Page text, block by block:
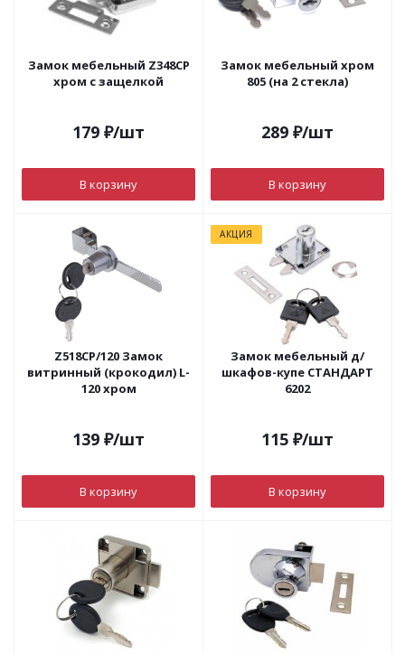
Замок мебельный Z348CP
хром с защелкой
179 ₽/шт
В корзину
Замок мебельный хром
805 (на 2 стекла)
289 ₽/шт
В корзину
Z518CP/120 Замок
витринный (крокодил) L-
120 хром
139 ₽/шт
В корзину
АКЦИЯ
Замок мебельный д/
шкафов-купе СТАНДАРТ
6202
115 ₽/шт
В корзину